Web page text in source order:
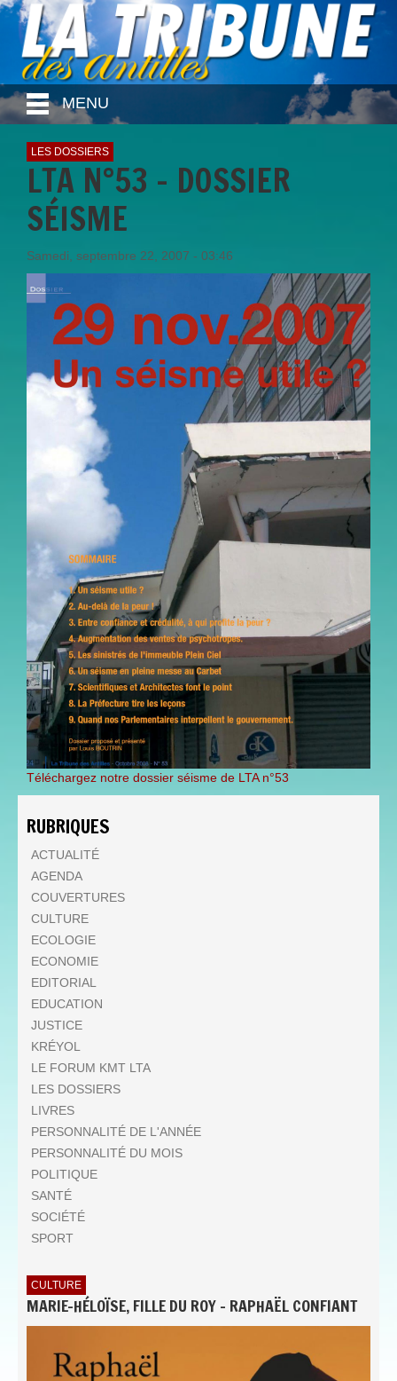
MENU
LES DOSSIERS
LTA N°53 - DOSSIER
SÉISME
Samedi, septembre 22, 2007 - 03:46
Téléchargez notre dossier séisme de LTA n°53
RUBRIQUES
ACTUALITÉ
AGENDA
COUVERTURES
CULTURE
ECOLOGIE
ECONOMIE
EDITORIAL
EDUCATION
JUSTICE
KRÉYOL
LE FORUM KMT LTA
LES DOSSIERS
LIVRES
PERSONNALITÉ DE L'ANNÉE
PERSONNALITÉ DU MOIS
POLITIQUE
SANTÉ
SOCIÉTÉ
SPORT
CULTURE
MARIE-HÉLOÏSE, FILLE DU ROY - RAPHAËL CONFIANT